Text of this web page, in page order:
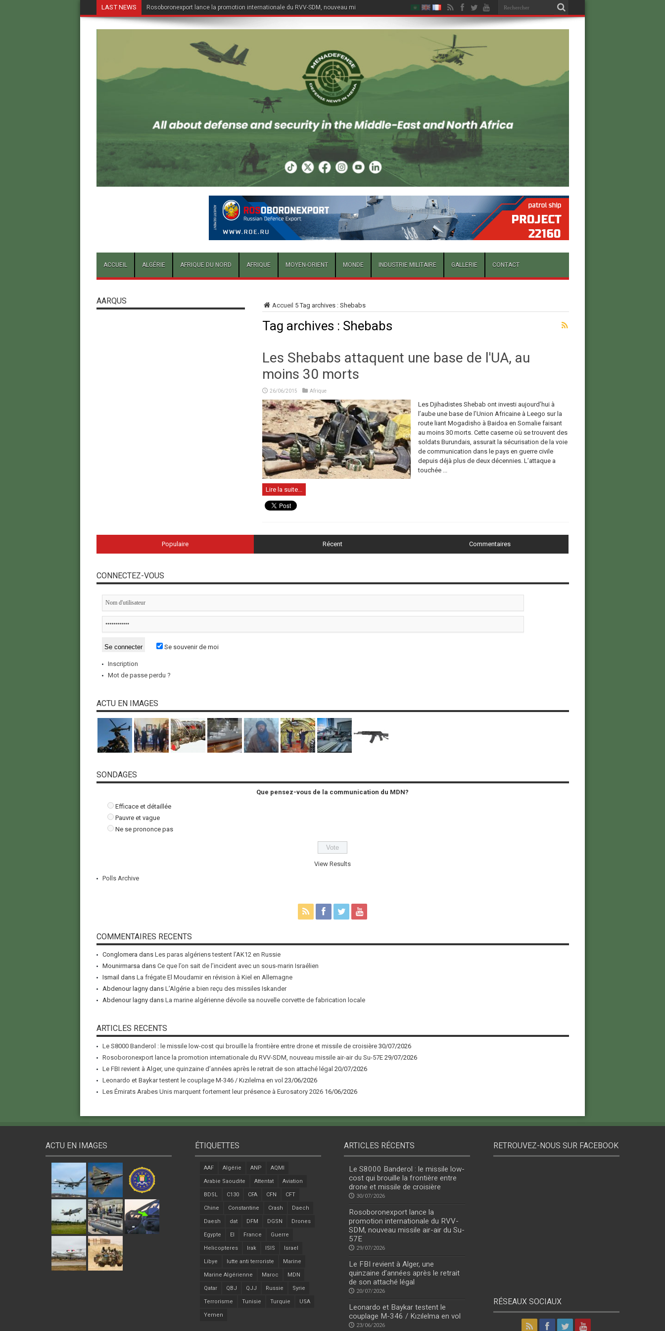
LAST NEWS Rosoboronexport lance la promotion internationale du RVV-SDM, nouveau missile air-air du Su-57E
ACCUEIL ALGÉRIE AFRIQUE DU NORD AFRIQUE MOYEN-ORIENT MONDE INDUSTRIE MILITAIRE GALLERIE CONTACT
Accueil 5Tag archives : Shebabs
Tag archives : Shebabs
Les Shebabs attaquent une base de l'UA, au
moins 30 morts
26/06/2015 Afrique
Les Djihadistes Shebab ont investi aujourd’hui à
l’aube une base de l’Union Africaine à Leego sur la
route liant Mogadisho à Baidoa en Somalie faisant
au moins 30 morts. Cette caserne où se trouvent des
soldats Burundais, assurait la sécurisation de la voie
de communication dans le pays en guerre civile
depuis déjà plus de deux décennies. L’attaque a
touchée ...
Lire la suite...
AARQUS
Populaire Récent Commentaires
CONNECTEZ-VOUS
Se souvenir de moi
Inscription
Mot de passe perdu ?
ACTU EN IMAGES
SONDAGES
Que pensez-vous de la communication du MDN?
Efficace et détaillée
Pauvre et vague
Ne se prononce pas
View Results
Polls Archive
COMMENTAIRES RECENTS
Conglomera dans Les paras algériens testent l’AK12 en Russie
Mounirmarsa dans Ce que l’on sait de l’incident avec un sous-marin Israélien
Ismail dans La frégate El Moudamir en révision à Kiel en Allemagne
Abdenour lagnydans L’Algérie a bien reçu des missiles Iskander
Abdenour lagnydans La marine algérienne dévoile sa nouvelle corvette de fabrication locale
ARTICLES RECENTS
Le S8000 Banderol : le missile low-cost qui brouille la frontière entre drone et missile de croisière 30/07/2026
Rosoboronexport lance la promotion internationale du RVV-SDM, nouveau missile air-air du Su-57E 29/07/2026
Le FBI revient à Alger, une quinzaine d’années après le retrait de son attaché légal 20/07/2026
Leonardo et Baykar testent le couplage M-346 / Kızılelma en vol 23/06/2026
Les Émirats Arabes Unis marquent fortement leur présence à Eurosatory 2026 16/06/2026
ACTU EN IMAGES ÉTIQUETTES
AAF Algérie ANP AQMI
Arabie Saoudite Attentat Aviation
BDSL C130 CFA CFN CFT
Chine Constantine Crash Daech
Daesh dat DFM DGSN Drones
Egypte EI France Guerre
Helicopteres Irak ISIS Israel
Libye lutte anti terroriste Marine
Marine Algérienne Maroc MDN
Qatar QBJ QJJ Russie Syrie
Terrorisme Tunisie Turquie USA
Yemen
ARTICLES RÉCENTS
Le S8000 Banderol : le missile low-
cost qui brouille la frontière entre
drone et missile de croisière
30/07/2026
Rosoboronexport lance la
promotion internationale du RVV-
SDM, nouveau missile air-air du Su-
57E
29/07/2026
Le FBI revient à Alger, une
quinzaine d’années après le retrait
de son attaché légal
20/07/2026
Leonardo et Baykar testent le
couplage M-346 / Kızılelma en vol
23/06/2026
RETROUVEZ-NOUS SUR FACEBOOK
RÉSEAUX SOCIAUX